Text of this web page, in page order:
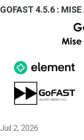
GOFAST 4.5.6 :
Juil 2, 2026